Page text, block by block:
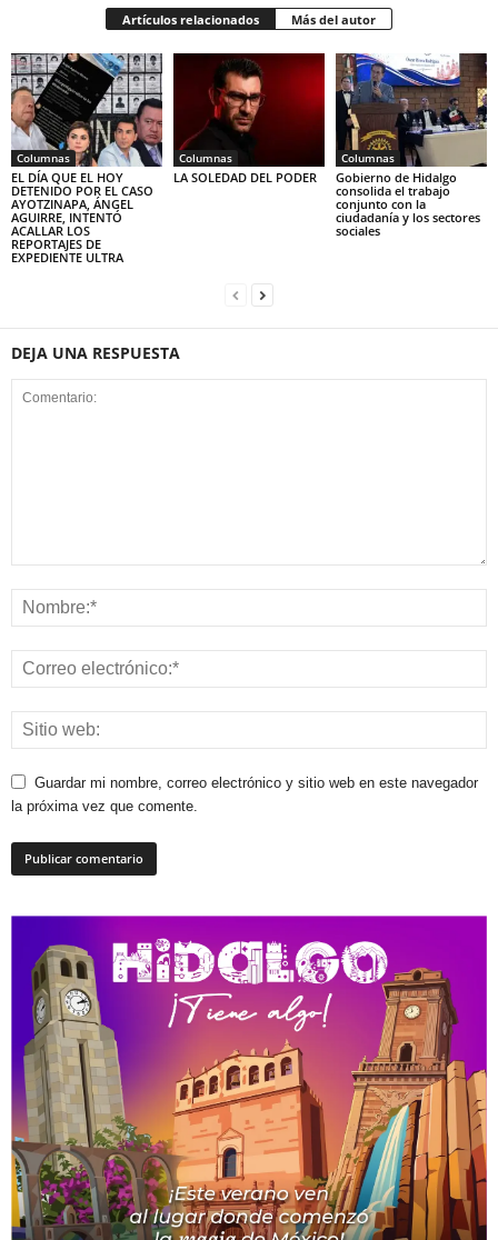
Artículos relacionados Más del autor
Columnas
EL DÍA QUE EL HOY
DETENIDO POR EL CASO
AYOTZINAPA, ÁNGEL
AGUIRRE, INTENTÓ
ACALLAR LOS
REPORTAJES DE
EXPEDIENTE ULTRA
Columnas
LA SOLEDAD DEL PODER
Columnas
Gobierno de Hidalgo
consolida el trabajo
conjunto con la
ciudadanía y los sectores
sociales
DEJA UNA RESPUESTA
Guardar mi nombre, correo electrónico y sitio web en este navegador
la próxima vez que comente.